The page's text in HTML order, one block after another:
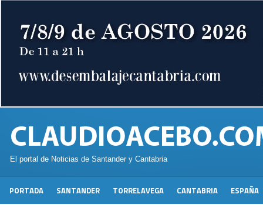
El portal de Noticias de Santander y Cantabria
PORTADA SANTANDER TORRELAVEGA CANTABRIA ESPAÑA